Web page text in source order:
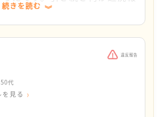
ばかりです。
うにもできない状況を誰にも
だなと絶望しました。
りを大切になさるとよいと思
社会福祉協議会の方からする
んの望むような返事を出せな
ですが、こねらとさんはまだ
断したのかもしれません。
続きを読む
違反報告
50代
見る